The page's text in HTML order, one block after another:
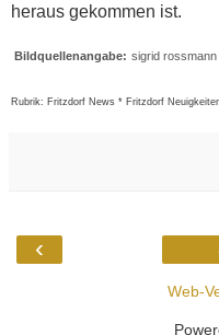
heraus gekommen ist.
Bildquellenangabe: sigrid
Rubrik: Fritzdorf News * Fritzdorf
‹
Web-